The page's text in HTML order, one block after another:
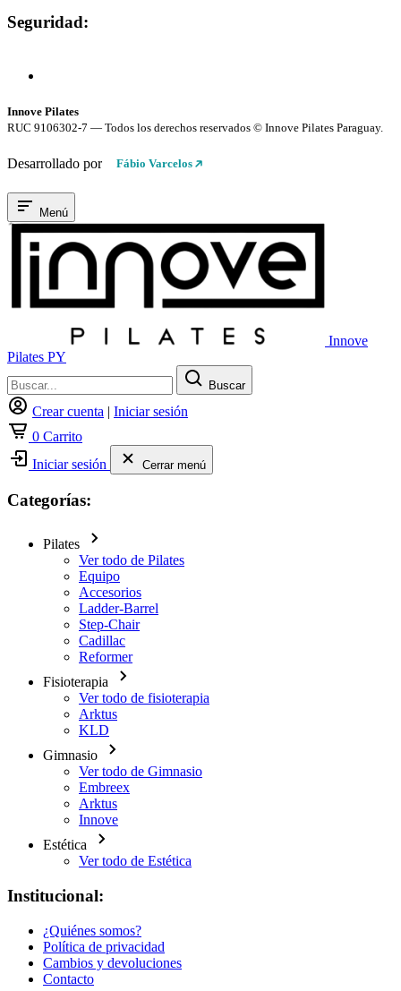
Seguridad:
Innove Pilates
RUC 9106302-7 — Todos los derechos reservados © Innove Pilates Paraguay.
Desarrollado por Fábio Varcelos
Menú
Innove
Pilates PY
Buscar
Crear cuenta | Iniciar sesión
0 Carrito
Iniciar sesión
Cerrar menú
Categorías:
Pilates
Ver todo de Pilates
Equipo
Accesorios
Ladder-Barrel
Step-Chair
Cadillac
Reformer
Fisioterapia
Ver todo de fisioterapia
Arktus
KLD
Gimnasio
Ver todo de Gimnasio
Embreex
Arktus
Innove
Estética
Ver todo de Estética
Institucional:
¿Quiénes somos?
Política de privacidad
Cambios y devoluciones
Contacto